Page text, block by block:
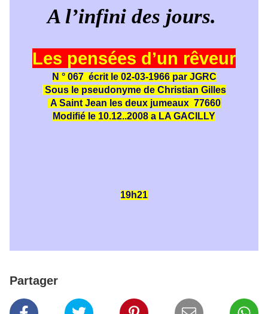
A l’infini des jours.
Les pensées d’un rêveur
N ° 067 écrit le 02-03-1966 par JGRC
Sous le pseudonyme de Christian Gilles
A Saint Jean les deux jumeaux 77660
Modifié le 10.12..2008 a LA GACILLY
19h21
Partager